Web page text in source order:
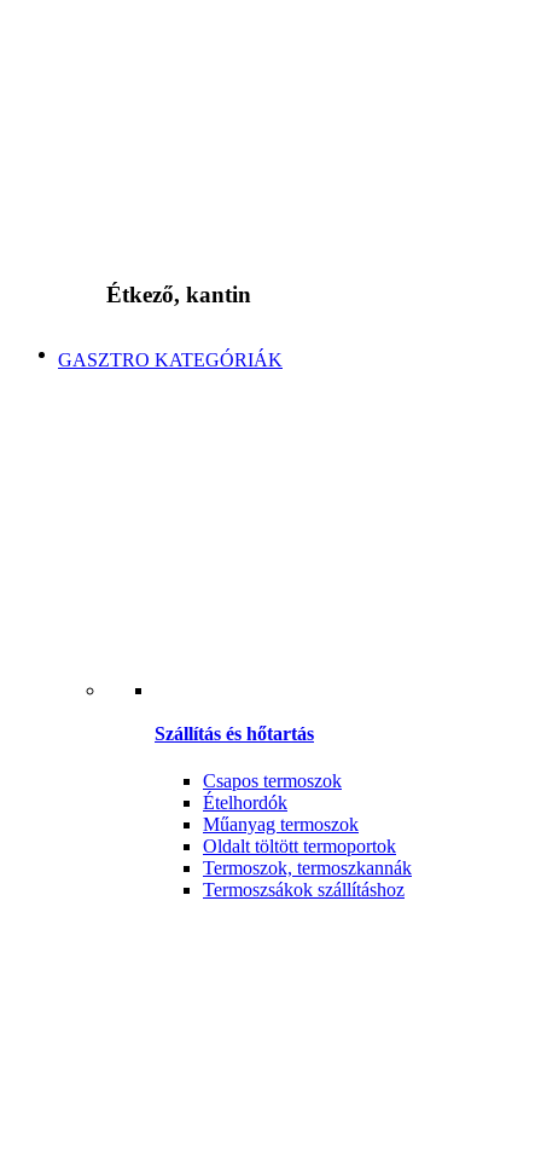
Étkező, kantin
GASZTRO KATEGÓRIÁK
Szállítás és hőtartás
Csapos termoszok
Ételhordók
Műanyag termoszok
Oldalt töltött termoportok
Termoszok, termoszkannák
Termoszsákok szállításhoz